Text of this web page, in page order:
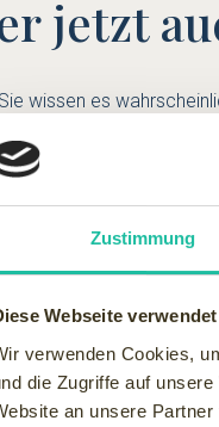
Zustimmung
Webseite
verwenden Cookies,
die Zugriffe auf
an unsere
jetzt
Sie wissen es
der Wellnessfinder ist
Ideen und
heißt Dialog.
Wie können Sie am
Die Hängematte im